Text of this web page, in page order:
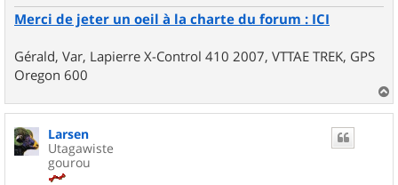
Merci de jeter un oeil à la charte du forum : ICI
Gérald, Var, Lapierre X-Control 410 2007, VTTAE TREK, GPS
Oregon 600
a
u
Larsen
Utagawiste
gourou